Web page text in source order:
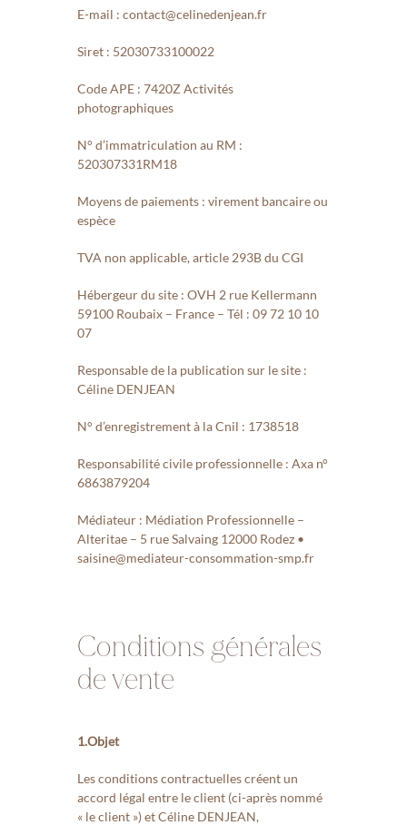
E-mail : contact@celinedenjean.fr
Siret : 52030733100022
Code APE : 7420Z Activités
photographiques
N° d’immatriculation au RM :
520307331RM18
Moyens de paiements : virement bancaire ou
espèce
TVA non applicable, article 293B du CGI
Hébergeur du site : OVH 2 rue Kellermann
59100 Roubaix – France – Tél : 09 72 10 10
07
Responsable de la publication sur le site :
Céline DENJEAN
N° d’enregistrement à la Cnil : 1738518
Responsabilité civile professionnelle : Axa n°
6863879204
Médiateur : Médiation Professionnelle –
Alteritae – 5 rue Salvaing 12000 Rodez •
saisine@mediateur-consommation-smp.fr
Conditions générales
de vente
1.Objet
Les conditions contractuelles créent un
accord légal entre le client (ci-après nommé
« le client ») et Céline DENJEAN,